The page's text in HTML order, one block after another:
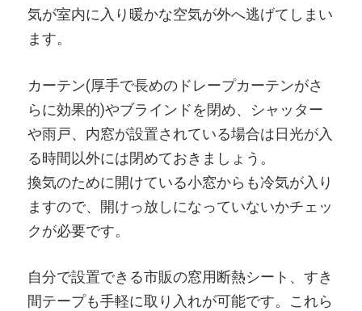
気が室内に入り暖かな空気が外へ逃げてしまい
ます。
カーテン(厚手で長めのドレープカーテンがさ
らに効果的)やブラインドを閉め、シャッター
や雨戸、内窓が設置されている場合は日光が入
る時間以外には閉めておきましょう。
換気のために開けている小窓からも冷気が入り
ますので、開けっ放しになっていないかチェッ
クが必要です。
自分で設置できる市販の窓用断熱シート、すき
間テープも手軽に取り入れが可能です。これら